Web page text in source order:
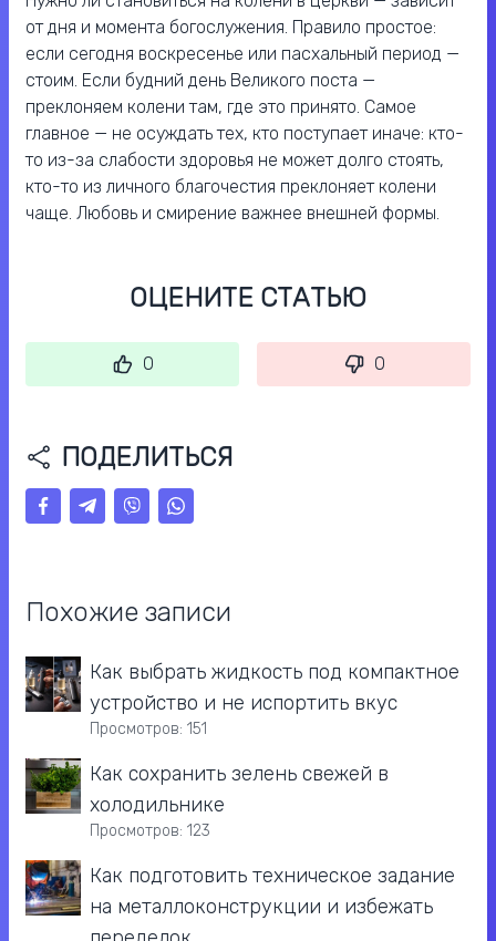
от дня и момента богослужения. Правило простое:
если сегодня воскресенье или пасхальный период —
стоим. Если будний день Великого поста —
преклоняем колени там, где это принято. Самое
главное — не осуждать тех, кто поступает иначе: кто-
то из-за слабости здоровья не может долго стоять,
кто-то из личного благочестия преклоняет колени
чаще. Любовь и смирение важнее внешней формы.
ОЦЕНИТЕ СТАТЬЮ
0 0
ПОДЕЛИТЬСЯ
Похожие записи
Как выбрать жидкость под компактное
устройство и не испортить вкус
Просмотров: 151
Как сохранить зелень свежей в
холодильнике
Просмотров: 123
Как подготовить техническое задание
на металлоконструкции и избежать